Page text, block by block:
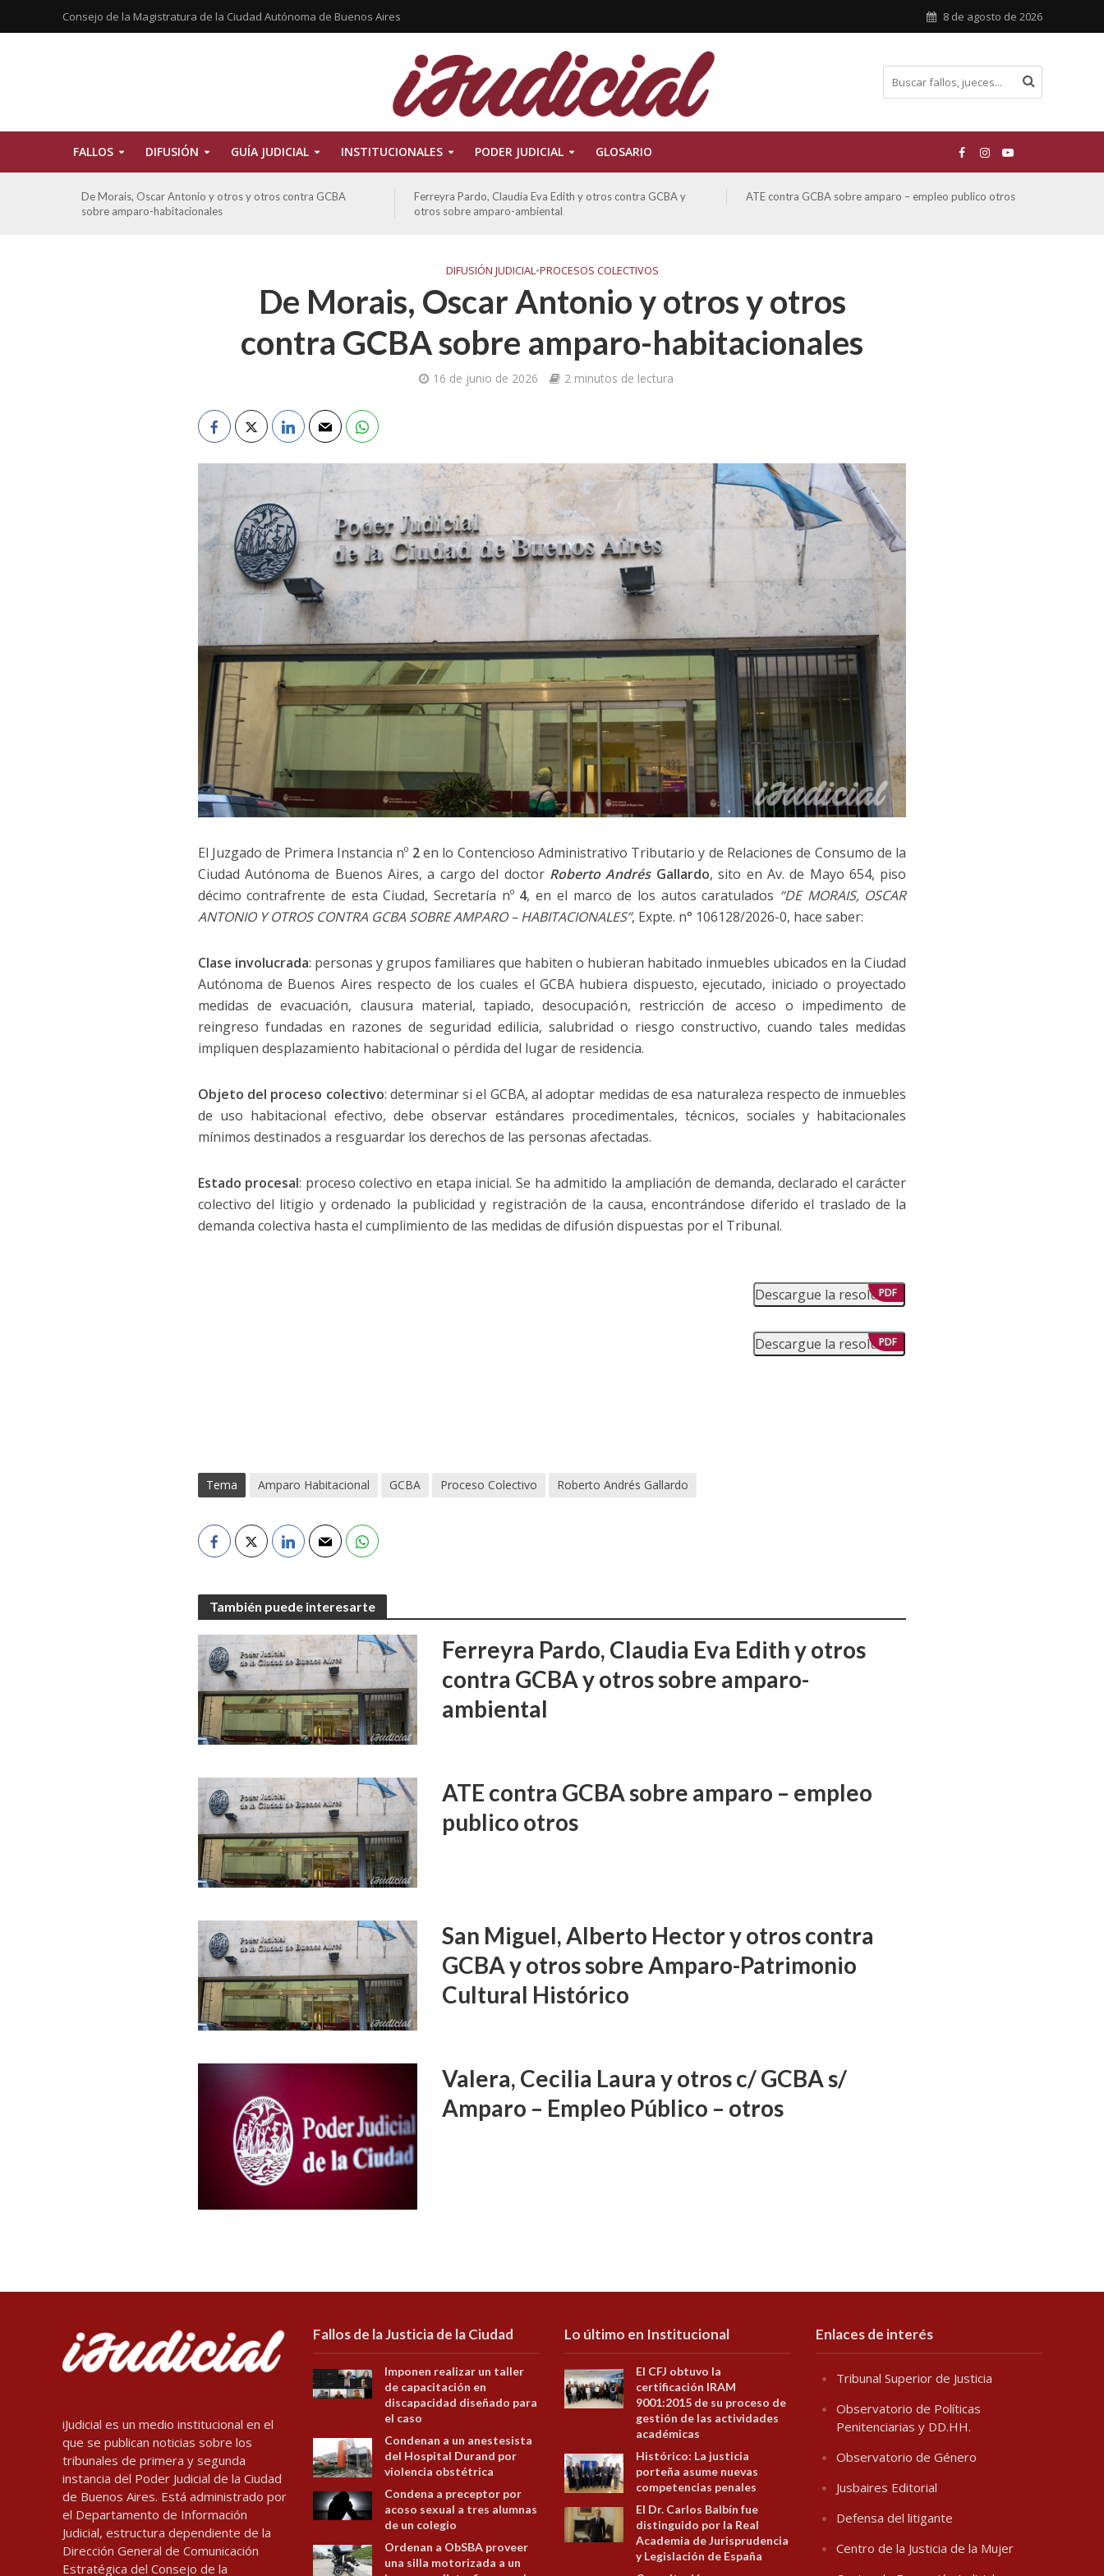
Consejo de la Magistratura de la Ciudad Autónoma de Buenos Aires 8 de agosto de 2026
FALLOS DIFUSIÓN GUÍA JUDICIAL INSTITUCIONALES PODER JUDICIAL GLOSARIO
De Morais, Oscar Antonio y otros y otros contra GCBA
sobre amparo-habitacionales
Ferreyra Pardo, Claudia Eva Edith y otros contra GCBA y
otros sobre amparo-ambiental
ATE contra GCBA sobre amparo – empleo publico otros
DIFUSIÓN JUDICIAL•PROCESOS COLECTIVOS
De Morais, Oscar Antonio y otros y otros
contra GCBA sobre amparo-habitacionales
16 de junio de 2026 2 minutos de lectura
El Juzgado de Primera Instancia nº 2en lo Contencioso Administrativo Tributario y de Relaciones de Consumo de la
Ciudad Autónoma de Buenos Aires, a cargo del doctorRoberto AndrésGallardo, sito en Av. de Mayo 654, piso
décimo contrafrente de esta Ciudad, Secretaría nº 4, en el marco de los autos caratulados “DE MORAIS, OSCAR
ANTONIO Y OTROS CONTRA GCBA SOBRE AMPARO – HABITACIONALES”, Expte. n° 106128/2026-0, hace saber:
Clase involucrada: personas y grupos familiares que habiten o hubieran habitado inmuebles ubicados en la Ciudad
Autónoma de Buenos Aires respecto de los cuales el GCBA hubiera dispuesto, ejecutado, iniciado o proyectado
medidas de evacuación, clausura material, tapiado, desocupación, restricción de acceso o impedimento de
reingreso fundadas en razones de seguridad edilicia, salubridad o riesgo constructivo, cuando tales medidas
impliquen desplazamiento habitacional o pérdida del lugar de residencia.
Objeto del proceso colectivo: determinar si el GCBA, al adoptar medidas de esa naturaleza respecto de inmuebles
de uso habitacional efectivo, debe observar estándares procedimentales, técnicos, sociales y habitacionales
mínimos destinados a resguardar los derechos de las personas afectadas.
Estado procesal: proceso colectivo en etapa inicial. Se ha admitido la ampliación de demanda, declarado el carácter
colectivo del litigio y ordenado la publicidad y registración de la causa, encontrándose diferido el traslado de la
demanda colectiva hasta el cumplimiento de las medidas de difusión dispuestas por el Tribunal.
Descargue la resolución
PDF
Descargue la resolución
PDF
Tema Amparo Habitacional GCBA Proceso Colectivo Roberto Andrés Gallardo
También puede interesarte
Ferreyra Pardo, Claudia Eva Edith y otros
contra GCBA y otros sobre amparo-
ambiental
ATE contra GCBA sobre amparo – empleo
publico otros
San Miguel, Alberto Hector y otros contra
GCBA y otros sobre Amparo-Patrimonio
Cultural Histórico
Valera, Cecilia Laura y otros c/ GCBA s/
Amparo – Empleo Público – otros
iJudicial es un medio institucional en el
que se publican noticias sobre los
tribunales de primera y segunda
instancia del Poder Judicial de la Ciudad
de Buenos Aires. Está administrado por
el Departamento de Información
Judicial, estructura dependiente de la
Dirección General de Comunicación
Estratégica del Consejo de la
Fallos de la Justicia de la Ciudad
Imponen realizar un taller
de capacitación en
discapacidad diseñado para
el caso
Condenan a un anestesista
del Hospital Durand por
violencia obstétrica
Condena a preceptor por
acoso sexual a tres alumnas
de un colegio
Ordenan a ObSBA proveer
una silla motorizada a un
Lo último en Institucional
El CFJ obtuvo la
certificación IRAM
9001:2015 de su proceso de
gestión de las actividades
académicas
Histórico: La justicia
porteña asume nuevas
competencias penales
El Dr. Carlos Balbín fue
distinguido por la Real
Academia de Jurisprudencia
y Legislación de España
Enlaces de interés
Tribunal Superior de Justicia
Observatorio de Políticas
Penitenciarias y DD.HH.
Observatorio de Género
Jusbaires Editorial
Defensa del litigante
Centro de la Justicia de la Mujer